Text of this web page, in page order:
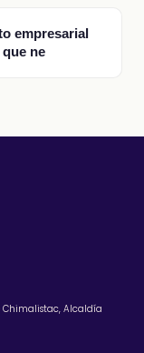
empresarial
ne
Chimalistac, Alcaldía